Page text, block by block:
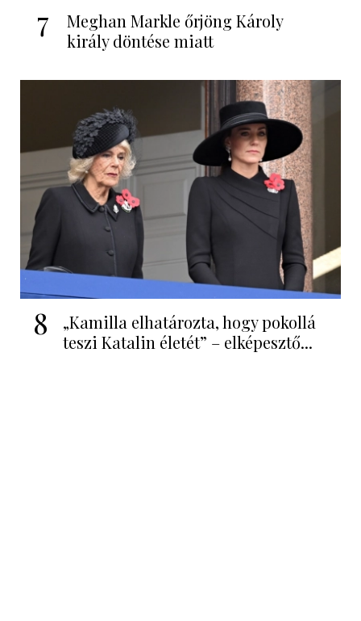
7
Meghan Markle őrjöng Károly
király döntése miatt
8
„Kamilla elhatározta, hogy pokollá
teszi Katalin életét” – elképesztő...